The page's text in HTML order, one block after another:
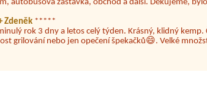
Zdeněk*****
rok 3 dny a letos celý týden. Krásný, klidný kemp.
grilování nebo jen opečení špekačků😄. Velké
jsme byli spokojeni. Bohužel letos to byla bída s